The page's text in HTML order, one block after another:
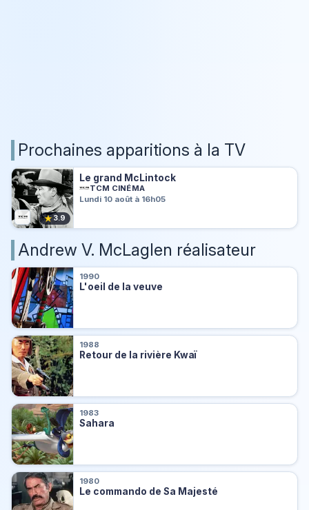
Prochaines apparitions à la TV
★3.9
Le grand McLintock
TCM CINÉMA
Lundi 10 août à 16h05
Andrew V. McLaglen réalisateur
1990
L'oeil de la veuve
1988
Retour de la rivière Kwaï
1983
Sahara
1980
Le commando de Sa Majesté